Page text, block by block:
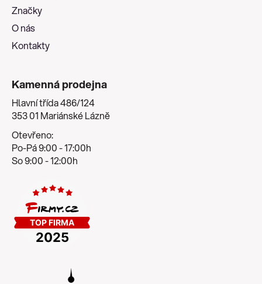
Značky
O nás
Kontakty
Kamenná prodejna
Hlavní třída 486/124
353 01 Mariánské Lázně
Otevřeno:
Po-Pá 9:00 - 17:00h
So 9:00 - 12:00h